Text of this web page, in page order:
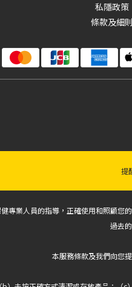
私隱政策
條款及細則
提
專業人員的指導，正確使用和照顧
過去
本服務條款及我們向您